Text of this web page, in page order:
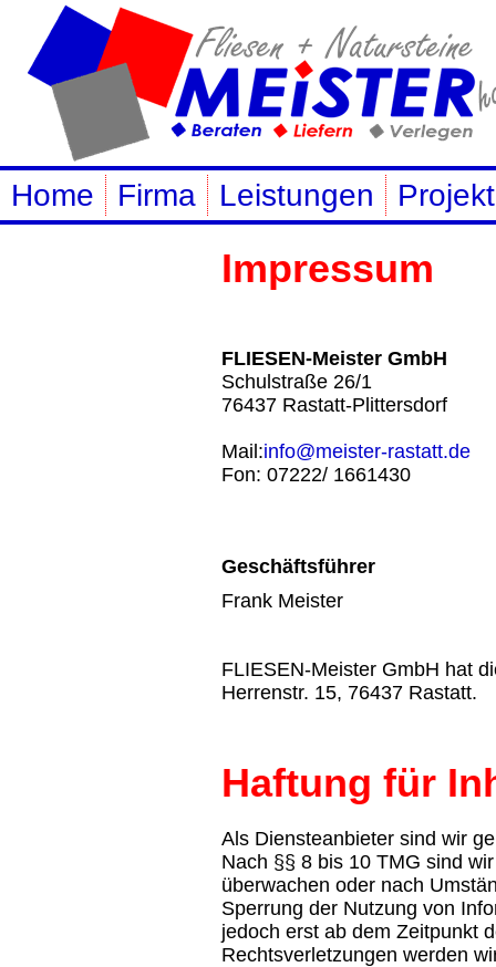
Home Firma Leistungen
Impressum
FLIESEN-Meister GmbH
Schulstraße 26/1
76437 Rastatt-Plittersdorf
Mail:info@meister-rastatt.de
Fon: 07222/ 1661430
Geschäftsführer
Frank Meister
FLIESEN-Meister GmbH hat
Herrenstr. 15, 76437 Rastatt.
Haftung für
Als Diensteanbieter sind wir
Nach §§ 8 bis 10 TMG sind
überwachen oder nach
Sperrung der Nutzung von
jedoch erst ab dem Zeitpunkt
Rechtsverletzungen werden